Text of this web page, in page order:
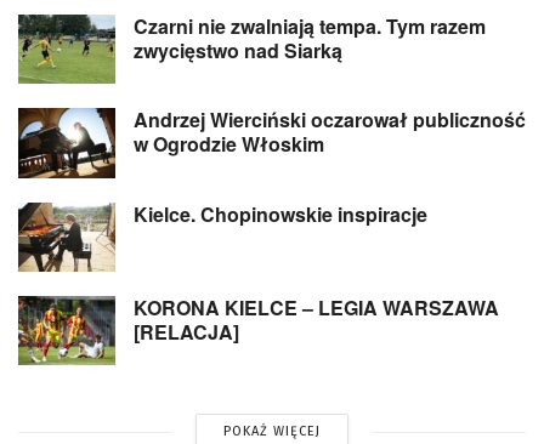
Czarni nie zwalniają tempa. Tym razem
zwycięstwo nad Siarką
Andrzej Wierciński oczarował publiczność
w Ogrodzie Włoskim
Kielce. Chopinowskie inspiracje
KORONA KIELCE – LEGIA WARSZAWA
[RELACJA]
POKAŻ WIĘCEJ